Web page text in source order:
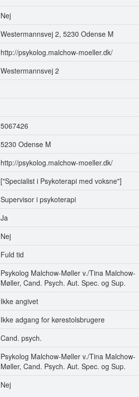
Nej
Westermannsvej 2, 5230 Odense M
http://psykolog.malchow-moeller.dk/
Westermannsvej 2
5067426
5230 Odense M
http://psykolog.malchow-moeller.dk/
["Specialist i Psykoterapi med voksne"]
Supervisor i psykoterapi
Ja
Nej
Fuld tid
Psykolog Malchow-Møller v./Tina Malchow-
Møller, Cand. Psych. Aut. Spec. og Sup.
Ikke angivet
Ikke adgang for kørestolsbrugere
Cand. psych.
Psykolog Malchow-Møller v./Tina Malchow-
Møller, Cand. Psych. Aut. Spec. og Sup.
Nej